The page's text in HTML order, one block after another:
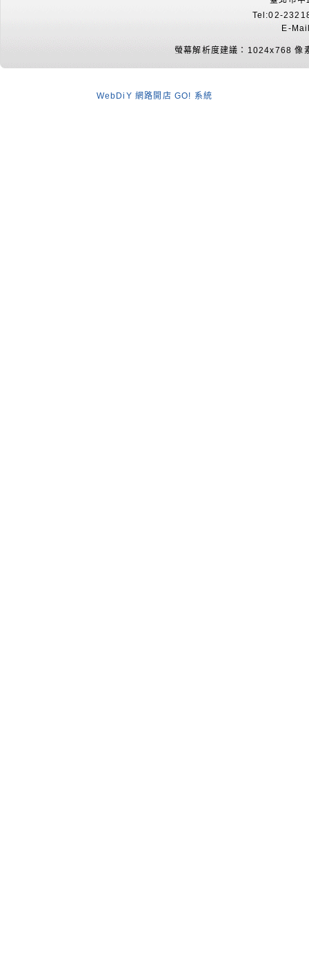
Tel:02-
E-
螢幕解析度建議：1024x768 像
WebDiY 網路開店 GO! 系統